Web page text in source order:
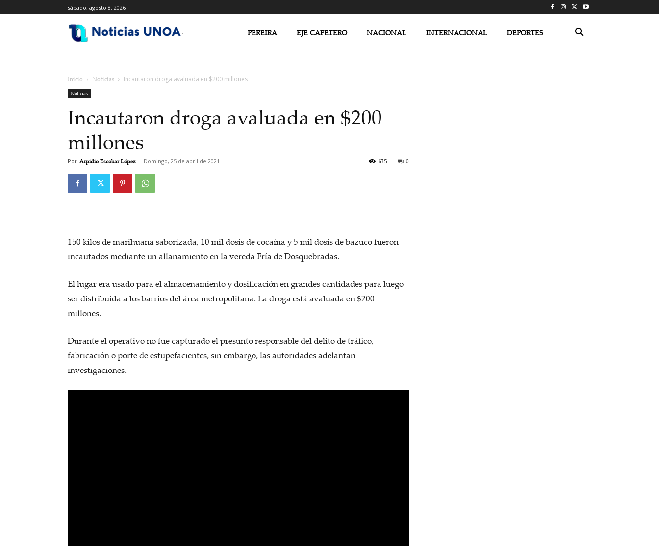
sábado, agosto 8, 2026
PEREIRA EJE CAFETERO NACIONAL INTERNACIONAL DEPORTES
Inicio Noticias Incautaron droga avaluada en $200 millones
Noticias
Incautaron droga avaluada en $200
millones
Por Arpidio Escobar López - Domingo, 25 de abril de 2021 0
635
150 kilos de marihuana saborizada, 10 mil dosis de cocaína y 5 mil dosis de bazuco fueron
incautados mediante un allanamiento en la vereda Fría de Dosquebradas.
El lugar era usado para el almacenamiento y dosificación en grandes cantidades para luego
ser distribuida a los barrios del área metropolitana. La droga está avaluada en $200
millones.
Durante el operativo no fue capturado el presunto responsable del delito de tráfico,
fabricación o porte de estupefacientes, sin embargo, las autoridades adelantan
investigaciones.